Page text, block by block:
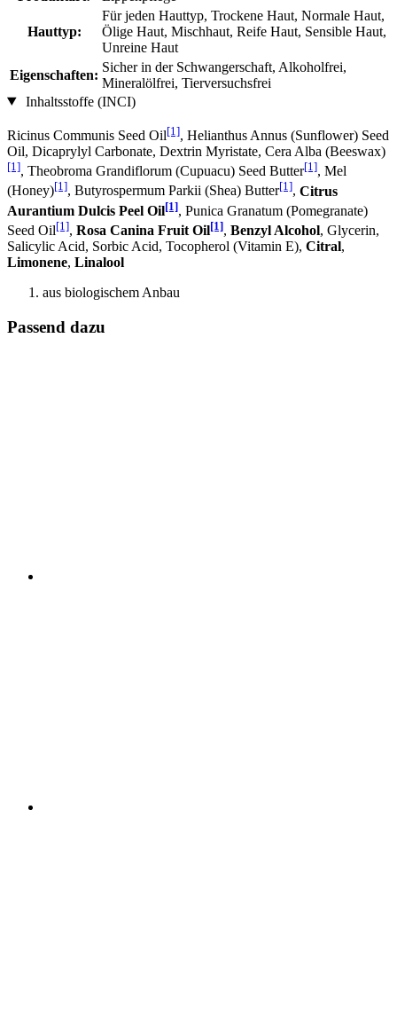
Hauttyp:
Für jeden Hauttyp, Trockene Haut, Normale Haut,
Ölige Haut, Mischhaut, Reife Haut, Sensible Haut,
Unreine Haut
Eigenschaften:
Sicher in der Schwangerschaft, Alkoholfrei,
Mineralölfrei, Tierversuchsfrei
Inhaltsstoffe (INCI)
Ricinus Communis Seed Oil[1], Helianthus Annus (Sunflower) Seed
Oil, Dicaprylyl Carbonate, Dextrin Myristate, Cera Alba (Beeswax)
[1], Theobroma Grandiflorum (Cupuacu) Seed Butter[1], Mel
(Honey)[1], Butyrospermum Parkii (Shea) Butter[1], Citrus
Aurantium Dulcis Peel Oil[1], Punica Granatum (Pomegranate)
Seed Oil[1], Rosa Canina Fruit Oil[1], Benzyl Alcohol, Glycerin,
Salicylic Acid, Sorbic Acid, Tocopherol (Vitamin E), Citral,
Limonene, Linalool
aus biologischem Anbau
Passend dazu